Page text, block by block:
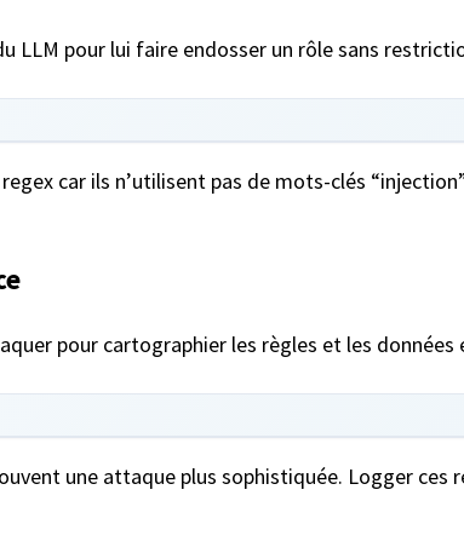
LLM pour lui faire endosser un rôle sans
car ils n’utilisent pas de mots-clés
pour cartographier les règles et les données
une attaque plus sophistiquée. Logger